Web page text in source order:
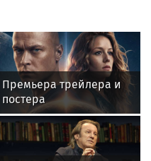
Премьера трейлера и
постера
фантастического
блокбастера «Девятая
планета»